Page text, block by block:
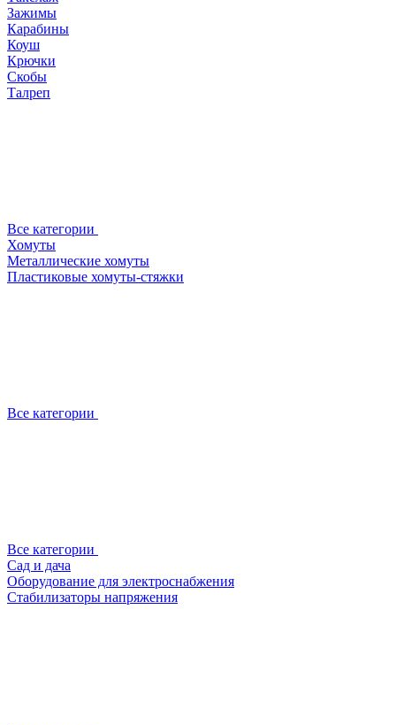
Зажимы
Карабины
Коуш
Крючки
Скобы
Талреп
Все категории
Хомуты
Металлические хомуты
Пластиковые хомуты-стяжки
Все категории
Все категории
Сад и дача
Оборудование для электроснабжения
Стабилизаторы напряжения